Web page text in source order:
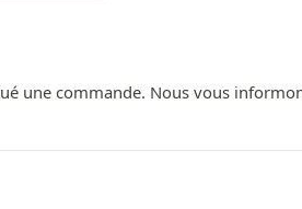
une commande. Nous vous